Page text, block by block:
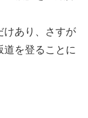
けあり、さすが
道を登ることに